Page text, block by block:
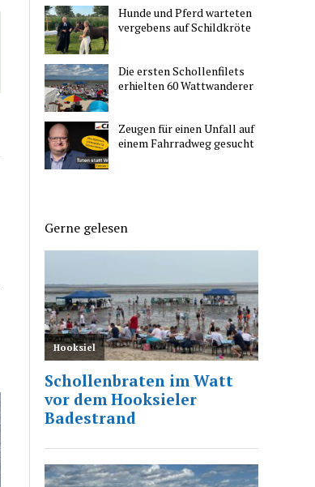
Hunde und Pferd warteten
vergebens auf Schildkröte
Die ersten Schollenfilets
erhielten 60 Wattwanderer
Zeugen für einen Unfall auf
einem Fahrradweg gesucht
Gerne gelesen